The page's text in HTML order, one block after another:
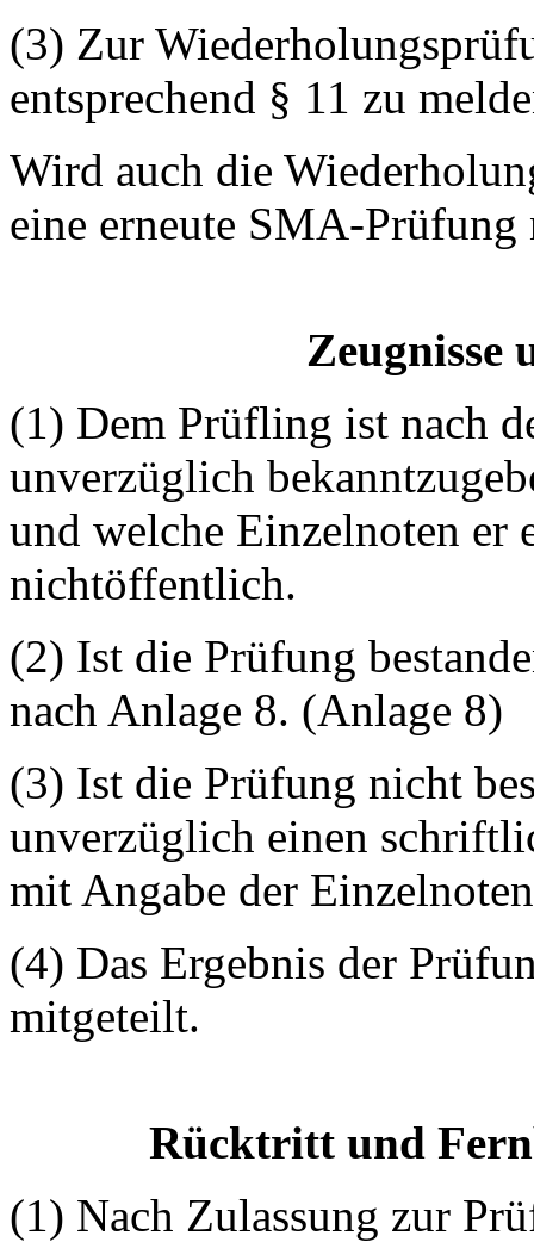
(3) Zur
entsprechend § 11 zu
Wird auch die
eine erneute SMA-Prüfung
Zeugnisse
(1) Dem Prüfling ist nach
unverzüglich
und welche Einzelnoten er
nichtöffentlich.
(2) Ist die Prüfung
nach Anlage 8. (Anlage 8)
(3) Ist die Prüfung nicht
unverzüglich einen
mit Angabe der
(4) Das Ergebnis der
mitgeteilt.
Rücktritt und
(1) Nach Zulassung zur